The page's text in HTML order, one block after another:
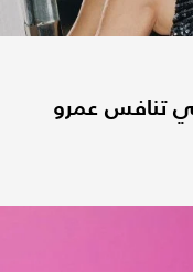
تنافس عمرو